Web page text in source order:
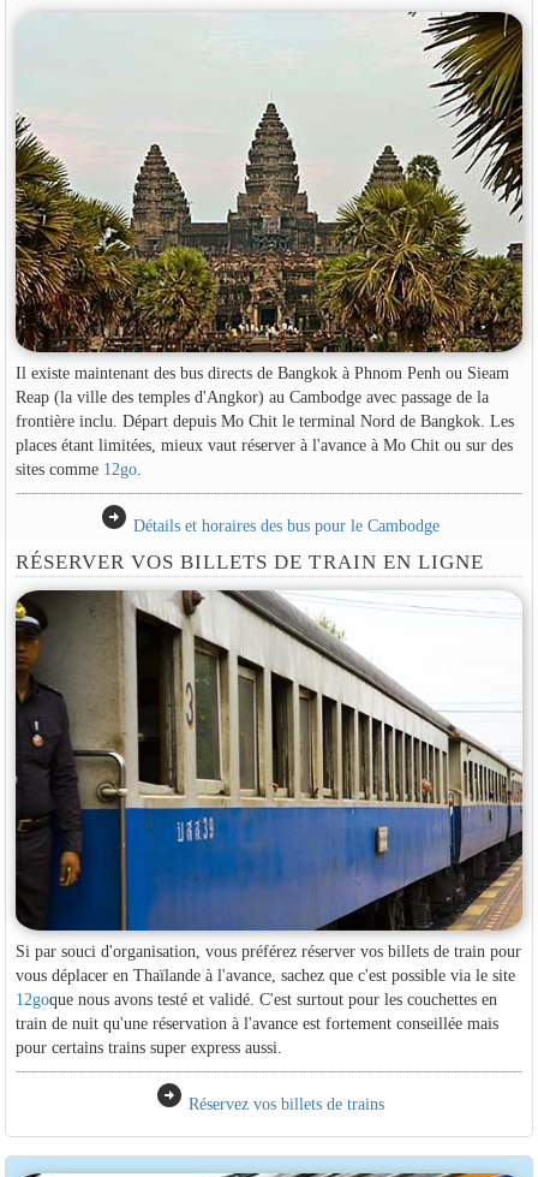
Il existe maintenant des bus directs de Bangkok à Phnom Penh ou Sieam
Reap (la ville des temples d'Angkor) au Cambodge avec passage de la
frontière inclu. Départ depuis Mo Chit le terminal Nord de Bangkok. Les
places étant limitées, mieux vaut réserver à l'avance à Mo Chit ou sur des
sites comme 12go.
arrow_circle_right Détails et horaires des bus pour le Cambodge
RÉSERVER VOS BILLETS DE TRAIN EN LIGNE
Si par souci d'organisation, vous préférez réserver vos billets de train pour
vous déplacer en Thaïlande à l'avance, sachez que c'est possible via le site
12goque nous avons testé et validé. C'est surtout pour les couchettes en
train de nuit qu'une réservation à l'avance est fortement conseillée mais
pour certains trains super express aussi.
arrow_circle_right Réservez vos billets de trains